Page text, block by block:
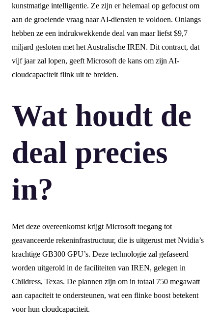
kunstmatige intelligentie. Ze zijn er helemaal op gefocust om
aan de groeiende vraag naar AI-diensten te voldoen. Onlangs
hebben ze een indrukwekkende deal van maar liefst $9,7
miljard gesloten met het Australische IREN. Dit contract, dat
vijf jaar zal lopen, geeft Microsoft de kans om zijn AI-
cloudcapaciteit flink uit te breiden.
Wat houdt de
deal precies
in?
Met deze overeenkomst krijgt Microsoft toegang tot
geavanceerde rekeninfrastructuur, die is uitgerust met Nvidia’s
krachtige GB300 GPU’s. Deze technologie zal gefaseerd
worden uitgerold in de faciliteiten van IREN, gelegen in
Childress, Texas. De plannen zijn om in totaal 750 megawatt
aan capaciteit te ondersteunen, wat een flinke boost betekent
voor hun cloudcapaciteit.